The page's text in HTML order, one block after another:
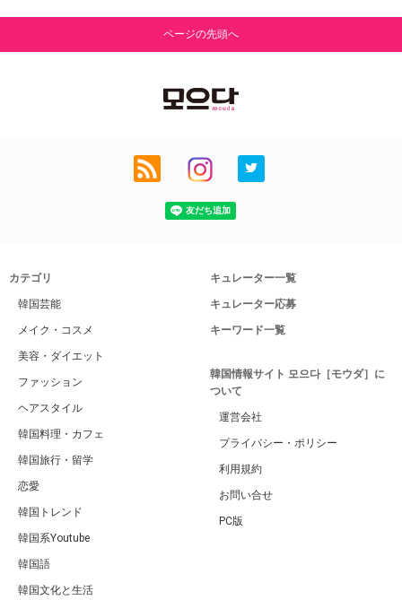
ページの先頭へ
カテゴリ
韓国芸能
メイク・コスメ
美容・ダイエット
ファッション
ヘアスタイル
韓国料理・カフェ
韓国旅行・留学
恋愛
韓国トレンド
韓国系Youtube
韓国語
韓国文化と生活
キュレーター一覧
キュレーター応募
キーワード一覧
韓国情報サイト 모으다［モウダ］に
ついて
運営会社
プライバシー・ポリシー
利用規約
お問い合せ
PC版